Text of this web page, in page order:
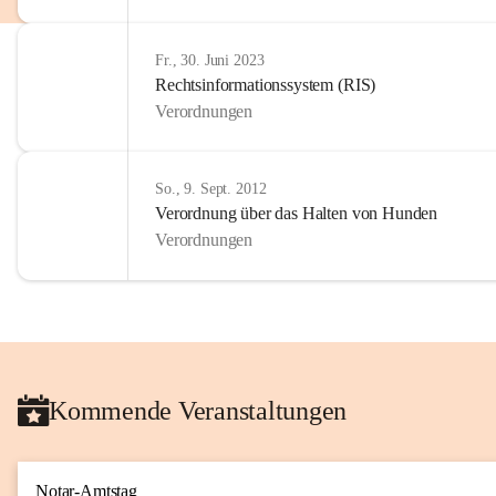
Fr., 30. Juni 2023
Rechtsinformationssystem (RIS)
Verordnungen
So., 9. Sept. 2012
Verordnung über das Halten von Hunden
Verordnungen
Kommende Veranstaltungen
Notar-Amtstag